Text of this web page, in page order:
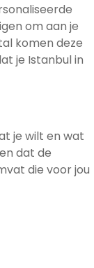
om aan je
komen deze
je Istanbul in
je wilt en wat
dat de
die voor jou